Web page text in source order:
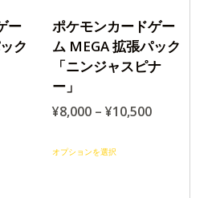
ー
ク
ポケモンカードゲー
ム MEGA 拡張パック
「ニンジャスピナ
ー」
¥8,000– ¥10,500
オプションを選択